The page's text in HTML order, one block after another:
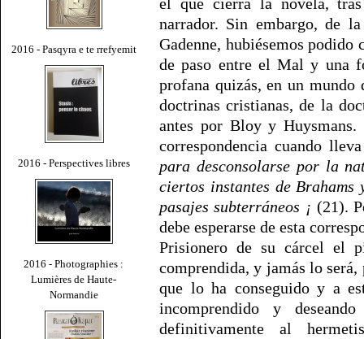
2016 - Pasqyra e te rrefyemit
2016 - Perspectives libres
2016 - Photographies :
Lumières de Haute-
Normandie
narrador. Sin embargo, de
Gadenne, hubiésemos
de paso entre el Mal y una
profana quizás, en un mundo
doctrinas cristianas, de la
antes por Bloy y Huysmans.
correspondencia cuando
para desconsolarse por la
ciertos instantes de Brahams
pasajes subterráneos ¡ (21).
debe esperarse de esta
Prisionero de su cárcel el
comprendida, y jamás lo será,
que lo ha conseguido y a
incomprendido y
definitivamente al